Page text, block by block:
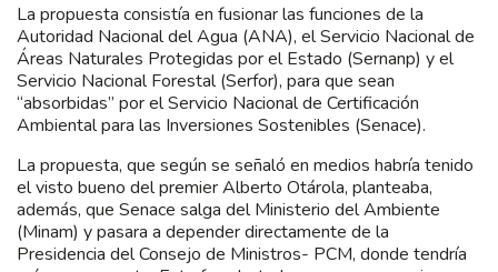
La propuesta consistía en fusionar las funciones de la
Autoridad Nacional del Agua (ANA), el Servicio Nacional de
Áreas Naturales Protegidas por el Estado (Sernanp) y el
Servicio Nacional Forestal (Serfor), para que sean
“absorbidas” por el Servicio Nacional de Certificación
Ambiental para las Inversiones Sostenibles (Senace).
La propuesta, que según se señaló en medios habría tenido
el visto bueno del premier Alberto Otárola, planteaba,
además, que Senace salga del Ministerio del Ambiente
(Minam) y pasara a depender directamente de la
Presidencia del Consejo de Ministros- PCM, donde tendría